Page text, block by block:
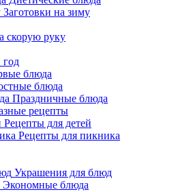
Заготовки на зиму
скорую руку
блюда
блюда
Праздничные блюда
рецепты
Рецепты для детей
Рецепты для пикника
Украшения для блюд
Экономные блюда